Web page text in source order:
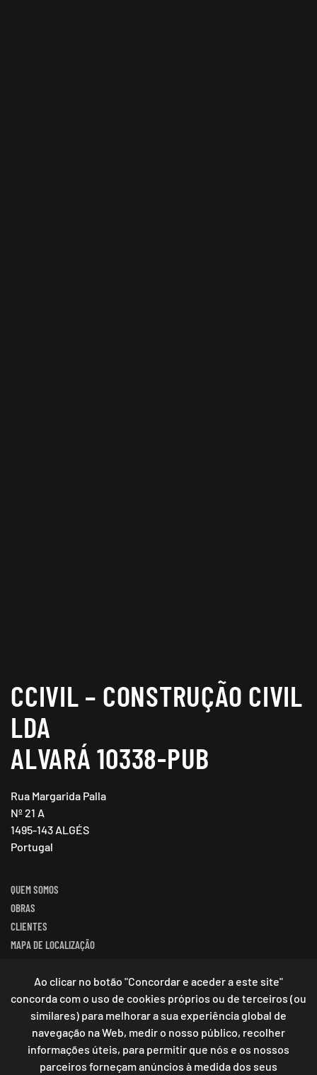
CCIVIL – CONSTRUÇÃO CIVIL
LDA
ALVARÁ 10338-PUB
Rua Margarida Palla
Nº 21 A
1495-143 ALGÉS
Portugal
QUEM SOMOS
OBRAS
CLIENTES
MAPA DE LOCALIZAÇÃO
EMAIL:GERAL@CCIVIL.PT
TELEFONE:+351 214 102 887
TELEMÓVEL:+351 962 132 875
Ao clicar no botão "Concordar e aceder a este site"
concorda com o uso de cookies próprios ou de terceiros (ou
similares) para melhorar a sua experiência global de
navegação na Web, medir o nosso público, recolher
informações úteis, para permitir que nós e os nossos
parceiros forneçam anúncios à medida dos seus